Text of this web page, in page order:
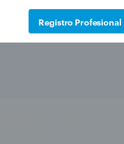
Registro Profesional